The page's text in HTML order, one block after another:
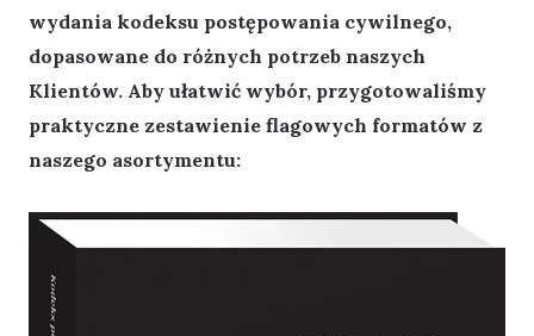
wydania kodeksu postępowania cywilnego,
dopasowane do różnych potrzeb naszych
Klientów. Aby ułatwić wybór, przygotowaliśmy
praktyczne zestawienie flagowych formatów z
naszego asortymentu: